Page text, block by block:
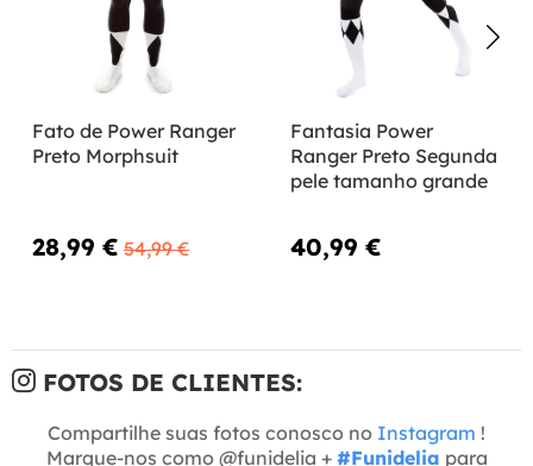
Fato de Power Ranger
Preto Morphsuit
28,99 € 54,99 €
Fantasia Power
Ranger Preto Segunda
pele tamanho grande
40,99 €
FOTOS DE CLIENTES:
Compartilhe suas fotos conosco no Instagram !
Marque-nos como @funidelia + #Funidelia para